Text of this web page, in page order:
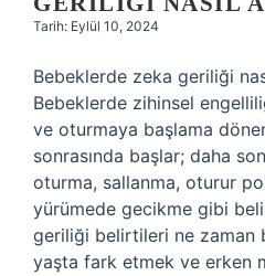
Tarih: Eylül 10, 2024
Bebeklerde zeka geriliği
Bebeklerde zihinsel
ve oturmaya başlama
sonrasında başlar; daha
oturma, sallanma, oturur
yürümede gecikme gibi
geriliği belirtileri ne zaman
yaşta fark etmek ve erken